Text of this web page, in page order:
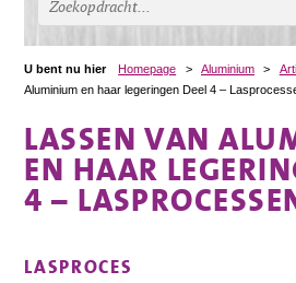
U bent nu hier Homepage > Aluminium >
Aluminium en haar legeringen Deel 4 –
LASSEN VAN
EN HAAR
4 –
LASPROCES